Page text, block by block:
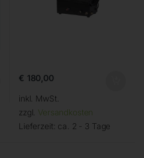
€ 180,00
inkl. MwSt.
zzgl. Versandkosten
Lieferzeit: ca. 2 - 3 Tage